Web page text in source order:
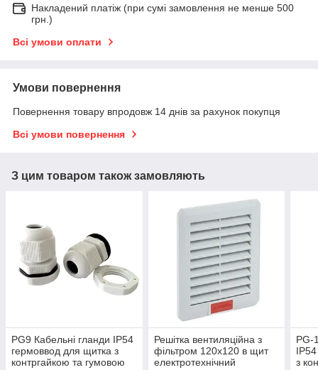
Накладений платіж (при сумі замовлення не менше 500
грн.)
Всі умови оплати
Умови повернення
Повернення товару впродовж 14 днів за рахунок покупця
Всі умови повернення
З цим товаром також замовляють
PG9 Кабельні гланди IP54
гермоввод для щитка з
контргайкою та гумовою
Решітка вентиляційна з
фільтром 120х120 в щит
електротехнічний
PG-
з